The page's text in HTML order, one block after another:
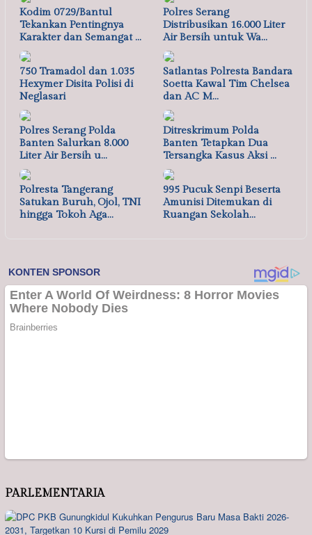
Kodim 0729/Bantul
Tekankan Pentingnya
Karakter dan Semangat …
Polres Serang
Distribusikan 16.000 Liter
Air Bersih untuk Wa…
750 Tramadol dan 1.035
Hexymer Disita Polisi di
Neglasari
Satlantas Polresta Bandara
Soetta Kawal Tim Chelsea
dan AC M…
Polres Serang Polda
Banten Salurkan 8.000
Liter Air Bersih u…
Ditreskrimum Polda
Banten Tetapkan Dua
Tersangka Kasus Aksi …
Polresta Tangerang
Satukan Buruh, Ojol, TNI
hingga Tokoh Aga…
995 Pucuk Senpi Beserta
Amunisi Ditemukan di
Ruangan Sekolah…
PARLEMENTARIA